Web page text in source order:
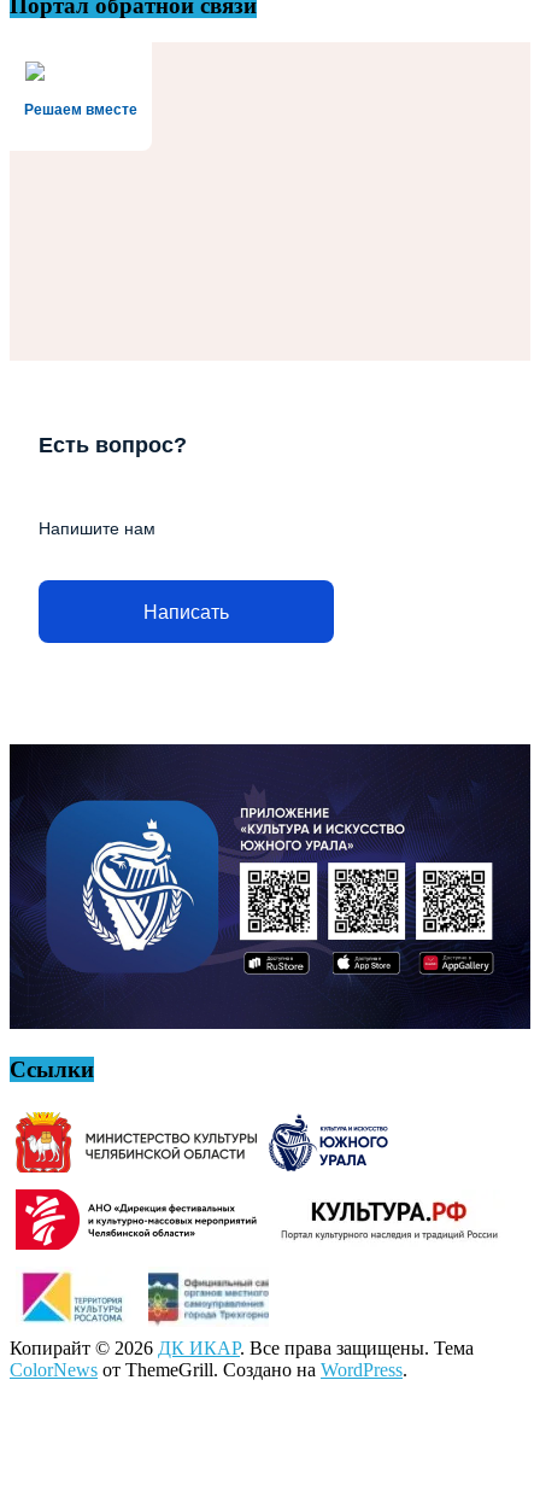
Портал обратной связи
Решаем вместе
Есть вопрос?
Напишите нам
Написать
Ссылки
Копирайт © 2026 ДК ИКАР. Все права защищены. Тема
ColorNews от ThemeGrill. Создано на WordPress.